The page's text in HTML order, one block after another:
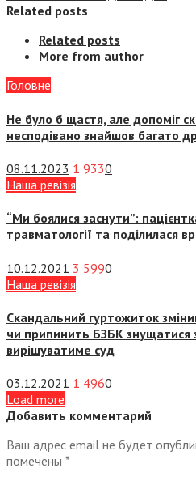
Related posts
Related posts
More from author
Головне
Не було б щастя, але допоміг
несподівано знайшов багато
08.11.2023 1 9330
Наша ревізія
“Ми боялися заснути”:
травматології та поділилася
10.12.2021 3 5990
Наша ревізія
Скандальний гуртожиток
чи припинить БЗБК знущатися
вирішуватиме суд
03.12.2021 1 4960
Load more
Добавить комментарий
Ваш адрес email не будет
помечены *